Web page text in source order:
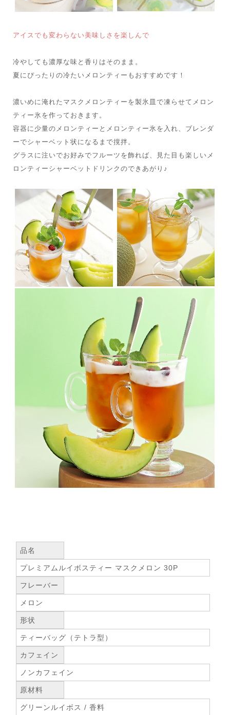
アイスでも変わらない美味しさを楽しんで
冷やしても濃厚な味と香りはそのまま。
夏にぴったりの冷たいメロンティーもおすすめです！
濃いめに淹れたマスクメロンティーを製氷皿で凍らせてメロン
ティー氷を作っておきます。
容器に少量のメロンティーとメロンティー氷を入れ、ブレンダ
ーでシャーベット状になるまで撹拌。
グラスに注いでお好みでフルーツを飾れば、見た目も楽しいメ
ロンティーシャーベットドリンクのできあがり♪
品名
プレミアムルイボスティー マスクメロン 30P
フレーバー
メロン
形状
ティーバッグ（テトラ型）
カフェイン
ノンカフェイン
原材料
グリーンルイボス / 香料